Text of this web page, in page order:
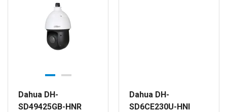
Dahua DH-
SD49425GB-HNR
Dahua DH-
SD6CE230U-HNI